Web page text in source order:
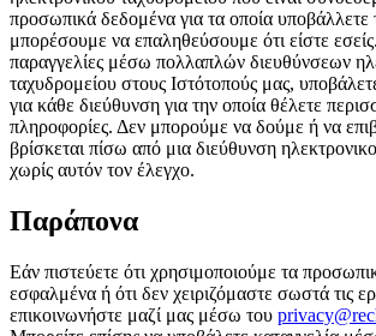
προσωπικά δεδομένα για τα οποία υποβάλλετε
μπορέσουμε να επαληθεύσουμε ότι είστε
παραγγελίες μέσω πολλαπλών διευθύνσεων
ταχυδρομείου στους Ιστότοπούς μας,
για κάθε διεύθυνση για την οποία θέλετε
πληροφορίες. Δεν μπορούμε να δούμε ή να
βρίσκεται πίσω από μια διεύθυνση
χωρίς αυτόν τον έλεγχο.
Παράπονα
Εάν πιστεύετε ότι χρησιμοποιούμε τα
εσφαλμένα ή ότι δεν χειριζόμαστε σωστά τις
επικοινωνήστε μαζί μας μέσω του